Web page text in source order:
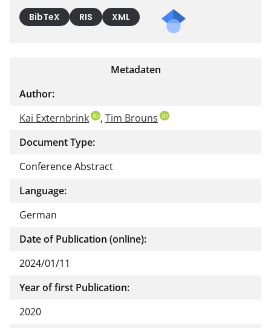
BibTeX RIS XML
Metadaten
Author:
Kai Externbrink
, Tim Brouns
Document Type:
Conference Abstract
Language:
German
Date of Publication (online):
2024/01/11
Year of first Publication:
2020